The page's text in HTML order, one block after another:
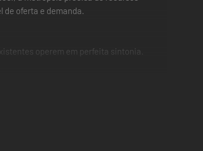
de oferta e demanda.
operem em perfeita sintonia.
que sua cidade se desenvolva na